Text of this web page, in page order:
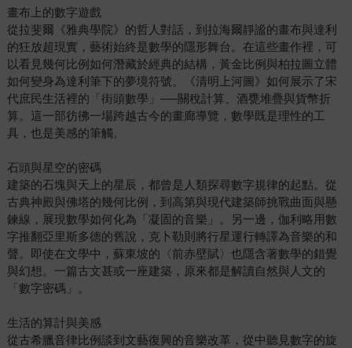
畫布上的數字遊戲
從拉斐爾《雅典學院》的哲人對話，到拉海爾靜謐的畫布與達利
的狂放超現實，藝術始終是數學的隱形舞台。在這些畫作裡，可
以看見幾何比例如何潛藏於經典的結構，黃金比例與柏拉圖立體
如何變身為達利筆下的夢境符號。《清明上河圖》如何展示了宋
代庶民生活裡的「街頭數學」──關稅計算、酒甕堆疊與貨幣折
算。這一部彷彿一場跨越古今的畫廊導覽，數學既是理性的工
具，也是美感的筆觸。
石頭與星空的密碼
建築的石塊與天上的星辰，都曾是人類探尋數字規律的起點。從
古典神殿與佛塔的幾何比例，到高第與現代建築師挑戰曲面與懸
鍊線，展現數學如何化為「凝固的音樂」。另一邊，伽利略用數
字推翻亞里斯多德的舊說，克卜勒則將行星運行轉譯為音樂的和
聲。即使在文學中，蘇東坡的〈前赤壁賦〉也隱含著數學的錯覺
與幻想。一篇古文甚或一座建築，原來都是解讀自然與人文的
「數字密碼」。
生活的算計與美感
從古希臘音律比例談到文藝復興的音樂改革，從中聽見數字的旋